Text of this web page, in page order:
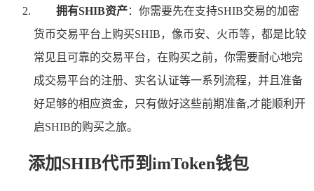
拥有SHIB资产：你需要先在支持SHIB交易的加密
货币交易平台上购买SHIB，像币安、火币等，都是比较
常见且可靠的交易平台，在购买之前，你需要耐心地完
成交易平台的注册、实名认证等一系列流程，并且准备
好足够的相应资金，只有做好这些前期准备,才能顺利开
启SHIB的购买之旅。
添加SHIB代币到imToken钱包